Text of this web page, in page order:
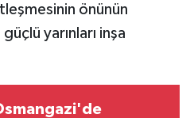
önünün
yarınları inşa